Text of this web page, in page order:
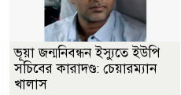
ভূয়া জন্মনিবন্ধন ইস্যুতে ইউপি
সচিবের কারাদণ্ড: চেয়ারম্যান
খালাস